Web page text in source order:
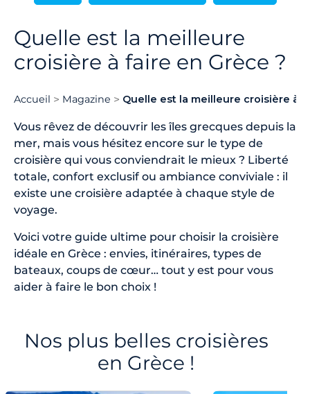
Quelle est la meilleure
croisière à faire en Grèce ?
Accueil Magazine Quelle est la meilleure croisière à
Vous rêvez de découvrir les îles grecques depuis la
mer, mais vous hésitez encore sur le type de
croisière qui vous conviendrait le mieux ? Liberté
totale, confort exclusif ou ambiance conviviale : il
existe une croisière adaptée à chaque style de
voyage.
Voici votre guide ultime pour choisir la croisière
idéale en Grèce : envies, itinéraires, types de
bateaux, coups de cœur… tout y est pour vous
aider à faire le bon choix !
Nos plus belles croisières
en Grèce !